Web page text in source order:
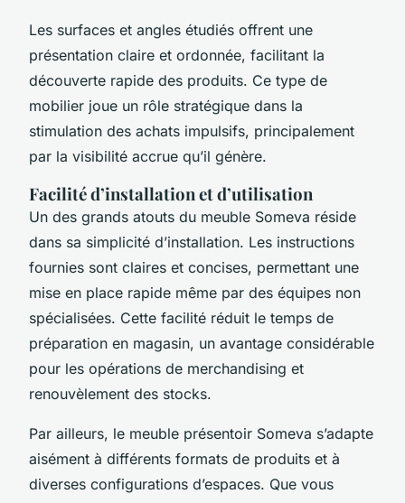
Les surfaces et angles étudiés offrent une
présentation claire et ordonnée, facilitant la
découverte rapide des produits. Ce type de
mobilier joue un rôle stratégique dans la
stimulation des achats impulsifs, principalement
par la visibilité accrue qu’il génère.
Facilité d’installation et d’utilisation
Un des grands atouts du meuble Someva réside
dans sa simplicité d’installation. Les instructions
fournies sont claires et concises, permettant une
mise en place rapide même par des équipes non
spécialisées. Cette facilité réduit le temps de
préparation en magasin, un avantage considérable
pour les opérations de merchandising et
renouvèlement des stocks.
Par ailleurs, le meuble présentoir Someva s’adapte
aisément à différents formats de produits et à
diverses configurations d’espaces. Que vous